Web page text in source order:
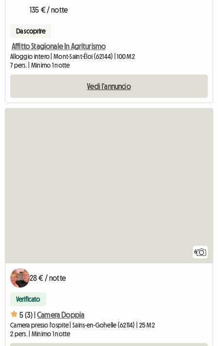
135 € / notte
Da scoprire
Affitto Stagionale In Agriturismo
Alloggio intero | Mont-Saint-Éloi (62144) | 100 M2
7 pers. | Minimo 1 notte
Vedi l'annuncio
6
28 € / notte
Verificato
5 (3) | Camera Doppia
Camera presso l'ospite | Sains-en-Gohelle (62114) | 25 M2
2 pers. | Minimo 1 notte